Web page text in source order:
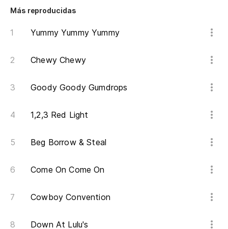
Más reproducidas
Yummy Yummy Yummy
Chewy Chewy
Goody Goody Gumdrops
1,2,3 Red Light
Beg Borrow & Steal
Come On Come On
Cowboy Convention
Down At Lulu's